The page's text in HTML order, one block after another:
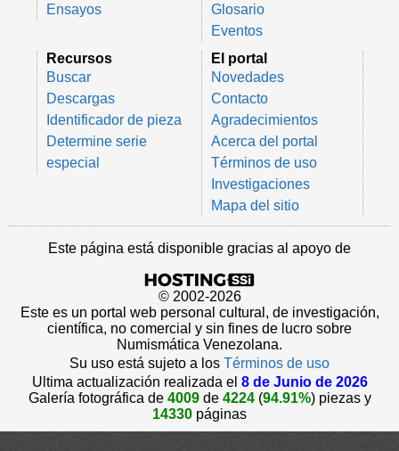
Ensayos
Glosario
Eventos
Recursos
Buscar
Descargas
Identificador de pieza
Determine serie
especial
El portal
Novedades
Contacto
Agradecimientos
Acerca del portal
Términos de uso
Investigaciones
Mapa del sitio
Este página está disponible gracias al apoyo de
© 2002-2026
Este es un portal web personal cultural, de investigación,
científica, no comercial y sin fines de lucro sobre
Numismática Venezolana.
Su uso está sujeto a los Términos de uso
Ultima actualización realizada el 8 de Junio de 2026
Galería fotográfica de 4009de 4224(94.91%) piezas y
14330 páginas